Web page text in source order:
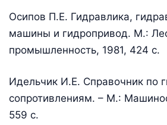
Осипов П.Е. Гидравлика,
машины и гидропривод. М.:
промышленность, 1981, 424 с.
Идельчик И.Е. Справочник по
сопротивлениям. – М.:
559 с.